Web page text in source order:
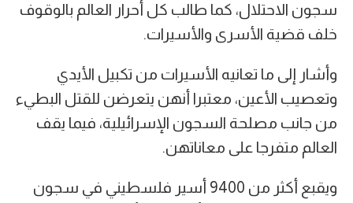
سجون الاحتلال، كما طالب كل أحرار العالم بالوقوف
خلف قضية الأسرى والأسيرات.
وأشار إلى ما تعانيه الأسيرات من تكبيل الأيدي
وتعصيب الأعين، معتبرا أنهن يتعرضن للقتل البطيء
من جانب مصلحة السجون الإسرائيلية، فيما يقف
العالم متفرجا على معاناتهن.
ويقبع أكثر من 9400 أسير فلسطيني في سجون